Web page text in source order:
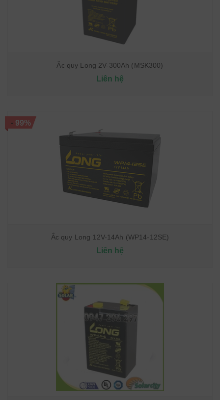
Ắc quy Long 2V-300Ah (MSK300)
Liên hệ
-99%
Ắc quy Long 12V-14Ah (WP14-12SE)
Liên hệ